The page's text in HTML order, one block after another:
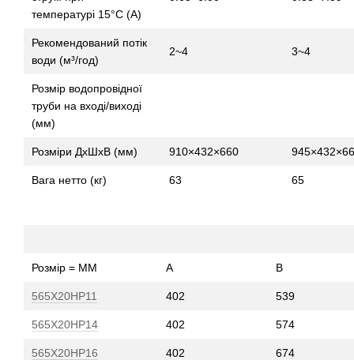
температурі 15°C (A)
Рекомендований потік
води (м³/год)
2~4 3~4
Розмір водопровідної
труби на вході/виході
(мм)
Розміри ДхШхВ (мм) 910×432×660
Вага нетто (кг) 63 65
Розмір = MM A B
565X20HP11 402 539
565X20HP14 402 574
565X20HP16 402 674